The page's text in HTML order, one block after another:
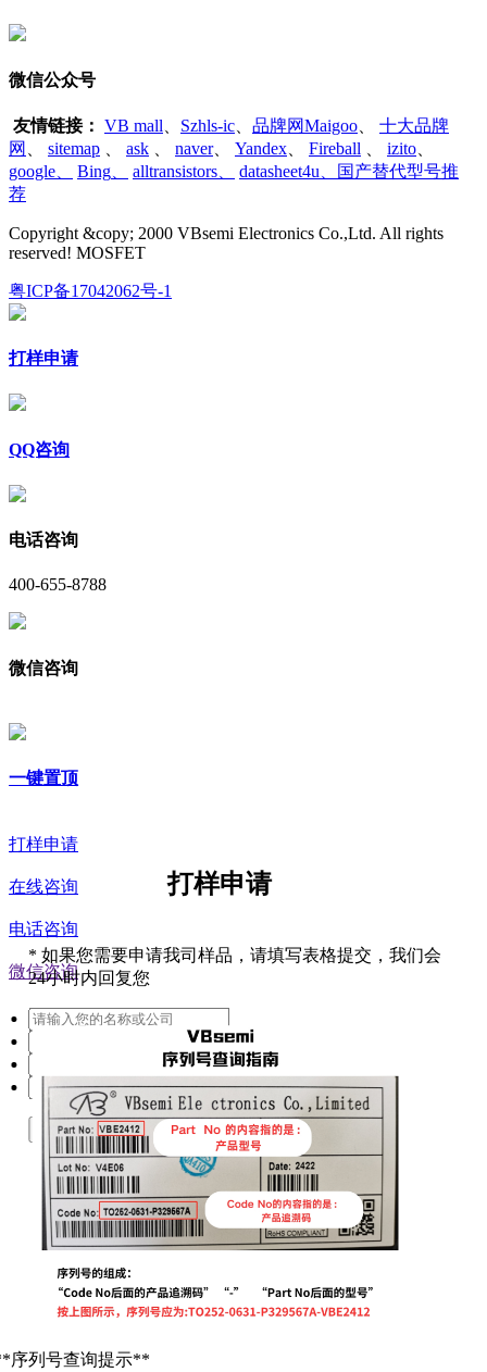
微信公众号
友情链接： VB mall Szhls-ic 品牌网Maigoo
十大品牌
网
sitemap ask naver、 Yandex Fireball izito
google
Bing alltransistors
datasheet4u、国产替代型号推
荐
Copyright &copy; 2000 VBsemi Electronics Co.,Ltd. All rights
reserved! MOSFET
粤ICP备17042062号-1
打样申请
QQ咨询
电话咨询
400-655-8788
微信咨询
一键置顶
打样申请
在线咨询
电话咨询
微信咨询
打样申请
* 如果您需要申请我司样品，请填写表格提交，我们会
24小时内回复您
提交
序列号查询提示**